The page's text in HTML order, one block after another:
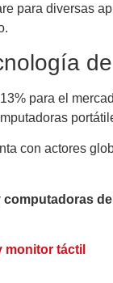
para diversas
para el
con actores
monitor táctil